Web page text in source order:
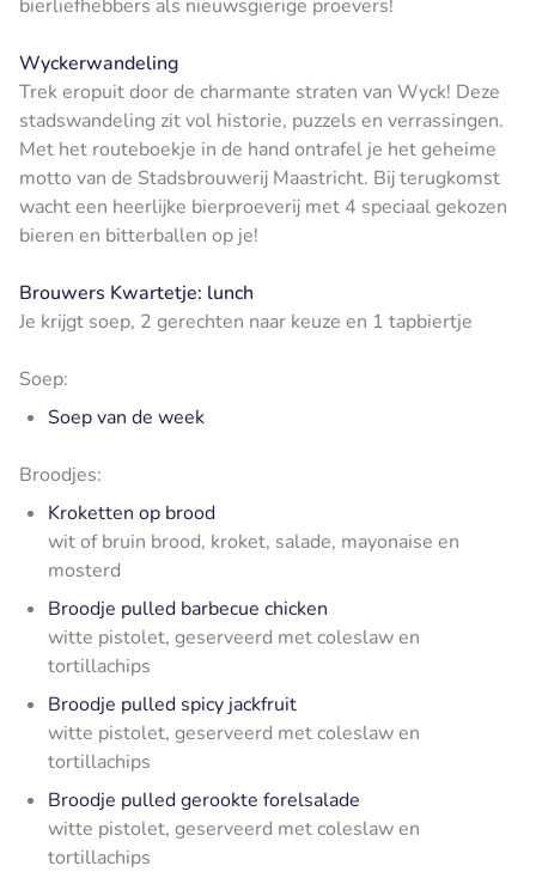
bierliefhebbers als nieuwsgierige proevers!
Wyckerwandeling
Trek eropuit door de charmante straten van Wyck! Deze
stadswandeling zit vol historie, puzzels en verrassingen.
Met het routeboekje in de hand ontrafel je het geheime
motto van de Stadsbrouwerij Maastricht. Bij terugkomst
wacht een heerlijke bierproeverij met 4 speciaal gekozen
bieren en bitterballen op je!
Brouwers Kwartetje: lunch
Je krijgt soep, 2 gerechten naar keuze en 1 tapbiertje
Soep:
Soep van de week
Broodjes:
Kroketten op brood
wit of bruin brood, kroket, salade, mayonaise en
mosterd
Broodje pulled barbecue chicken
witte pistolet, geserveerd met coleslaw en
tortillachips
Broodje pulled spicy jackfruit
witte pistolet, geserveerd met coleslaw en
tortillachips
Broodje pulled gerookte forelsalade
witte pistolet, geserveerd met coleslaw en
tortillachips